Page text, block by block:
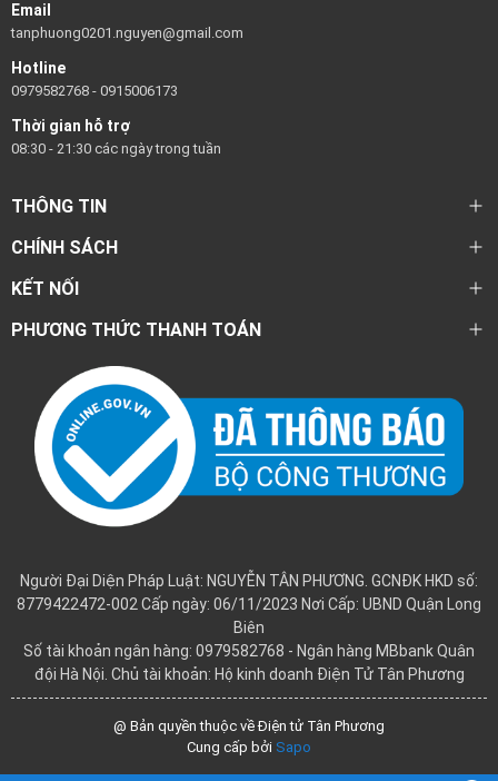
Email
tanphuong0201.nguyen@gmail.com
Hotline
0979582768 - 0915006173
Thời gian hỗ trợ
08:30 - 21:30 các ngày trong tuần
THÔNG TIN
CHÍNH SÁCH
KẾT NỐI
PHƯƠNG THỨC THANH TOÁN
Người Đại Diện Pháp Luật: NGUYỄN TÂN PHƯƠNG. GCNĐK HKD số:
8779422472-002 Cấp ngày: 06/11/2023 Nơi Cấp: UBND Quận Long
Biên
Số tài khoản ngân hàng: 0979582768 - Ngân hàng MBbank Quân
đội Hà Nội. Chủ tài khoản: Hộ kinh doanh Điện Tử Tân Phương
@ Bản quyền thuộc về Điện tử Tân Phương
Cung cấp bởi Sapo